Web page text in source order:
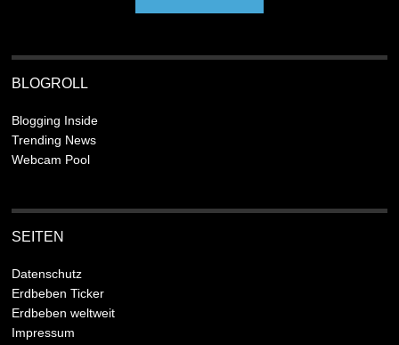
BLOGROLL
Blogging Inside
Trending News
Webcam Pool
SEITEN
Datenschutz
Erdbeben Ticker
Erdbeben weltweit
Impressum